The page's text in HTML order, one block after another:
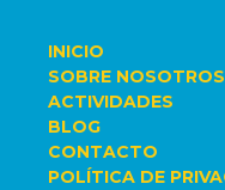
INICIO
SOBRE NOSOTROS
ACTIVIDADES
BLOG
CONTACTO
POLÍTICA DE